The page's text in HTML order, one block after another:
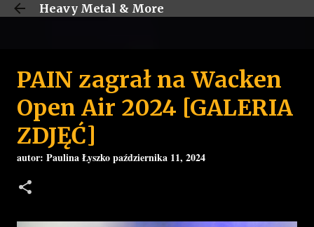
Przejdź do głównej zawartości
Heavy Metal & More
PAIN zagrał na Wacken
Open Air 2024 [GALERIA
ZDJĘĆ]
autor: Paulina Łyszkopaździernika 11, 2024